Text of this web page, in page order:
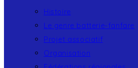
Histoire
Le genre batterie-fanfare
Projet associatif
Organisation